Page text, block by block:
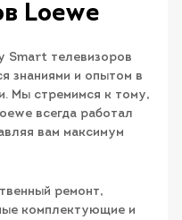
Loewe
Smart телевизоров
знаниями и опытом в
Мы стремимся к тому,
всегда работал
вам максимум
ремонт,
комплектующие и